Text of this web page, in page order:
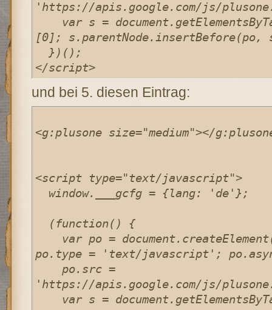
'https://apis.google.com/js/
[0]; s.parentNode.insertBefore(po,
</script>
und bei 5. diesen Eintrag:
<g:plusone size="medium"></
<script type="text/javascript">
po.type = 'text/javascript';
'https://apis.google.com/js/